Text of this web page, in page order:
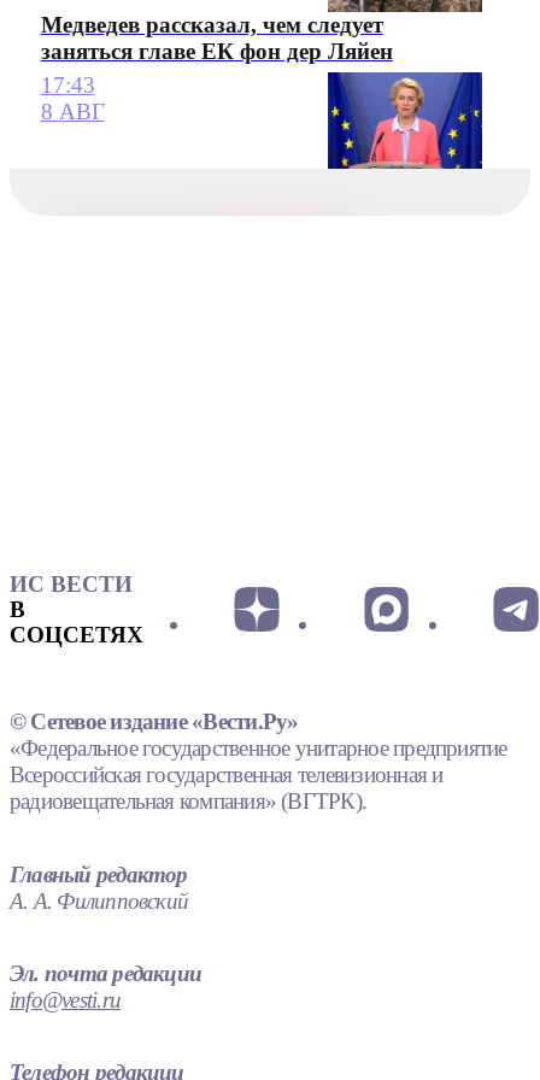
Медведев рассказал, чем следует
заняться главе ЕК фон дер Ляйен
17:43
8 АВГ
ИС ВЕСТИ
В
СОЦСЕТЯХ
© Сетевое издание «Вести.Ру»
«Федеральное государственное унитарное предприятие
Всероссийская государственная телевизионная и
радиовещательная компания» (ВГТРК).
Главный редактор
А. А. Филипповский
Эл. почта редакции
info@vesti.ru
Телефон редакции